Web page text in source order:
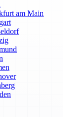
am Main